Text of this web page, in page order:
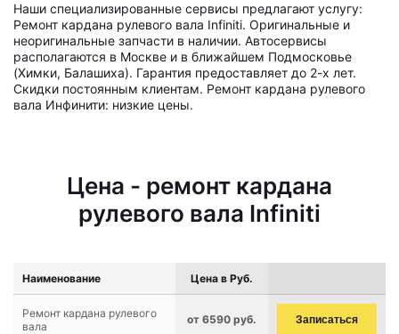
Наши специализированные сервисы предлагают услугу:
Ремонт кардана рулевого вала Infiniti. Оригинальные и
неоригинальные запчасти в наличии. Автосервисы
располагаются в Москве и в ближайшем Подмосковье
(Химки, Балашиха). Гарантия предоставляет до 2-х лет.
Скидки постоянным клиентам. Ремонт кардана рулевого
вала Инфинити: низкие цены.
Цена - ремонт кардана
рулевого вала Infiniti
Наименование Цена в Руб.
Ремонт кардана рулевого
вала
от 6590 руб. Записаться